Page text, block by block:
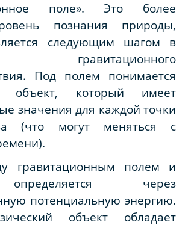
поле». Это более
познания природы,
следующим шагом в
гравитационного
Под полем понимается
объект, который имеет
значения для каждой точки
(что могут меняться с
гравитационным полем и
через
потенциальную энергию.
объект обладает